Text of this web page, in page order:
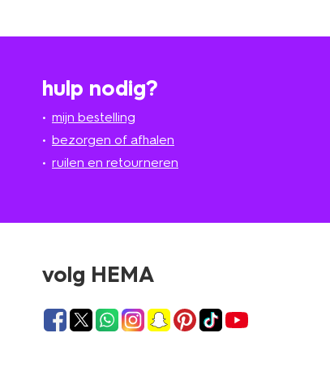
hulp nodig?
mijn bestelling
bezorgen of afhalen
ruilen en retourneren
volg HEMA